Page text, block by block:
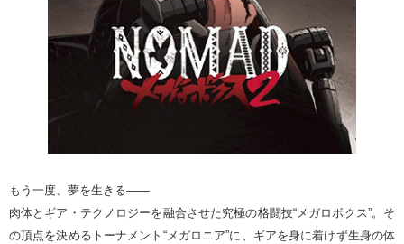
もう一度、夢を生きる――
肉体とギア・テクノロジーを融合させた究極の格闘技“メガロボクス”。そ
の頂点を決めるトーナメント“メガロニア”に、ギアを身に着けず生身の体